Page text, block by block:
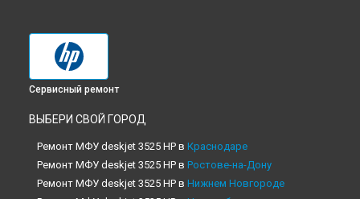
Сервисный ремонт
ВЫБЕРИ СВОЙ ГОРОД
Ремонт МФУ deskjet 3525 HP в Краснодаре
Ремонт МФУ deskjet 3525 HP в Ростове-на-Дону
Ремонт МФУ deskjet 3525 HP в Нижнем Новгороде